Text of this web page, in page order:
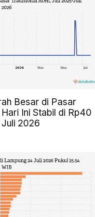
Besar di Pasar
Ini Stabil di Rp40
2026